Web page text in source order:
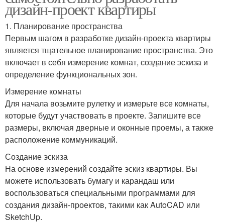
дизайн-проект квартиры
1. Планирование пространства
Первым шагом в разработке дизайн-проекта квартиры
является тщательное планирование пространства. Это
включает в себя измерение комнат, создание эскиза и
определение функциональных зон.
Измерение комнаты
Для начала возьмите рулетку и измерьте все комнаты,
которые будут участвовать в проекте. Запишите все
размеры, включая дверные и оконные проемы, а также
расположение коммуникаций.
Создание эскиза
На основе измерений создайте эскиз квартиры. Вы
можете использовать бумагу и карандаш или
воспользоваться специальными программами для
создания дизайн-проектов, такими как AutoCAD или
SketchUp.